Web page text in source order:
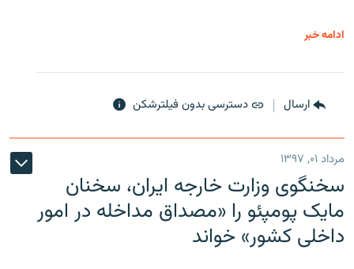
ادامه خبر
ارسال دسترسی بدون فیلترشکن
مرداد ۰۱, ۱۳۹۷
سخنگوی وزارت خارجه ایران، سخنان
مایک پومپئو را «مصداق مداخله در امور
داخلی کشور» خواند